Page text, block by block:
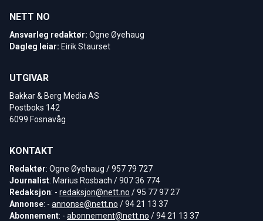
NETT NO
Ansvarleg redaktør: Ogne Øyehaug
Dagleg leiar: Eirik Staurset
UTGIVAR
Bakkar & Berg Media AS
Postboks 142
6099 Fosnavåg
KONTAKT
Redaktør: Ogne Øyehaug / 957 79 727
Journalist: Marius Rosbach / 907 36 774
Redaksjon: - redaksjon@nett.no / 95 77 97 27
Annonse: - annonse@nett.no / 94 21 13 37
Abonnement: - abonnement@nett.no / 94 21 13 37